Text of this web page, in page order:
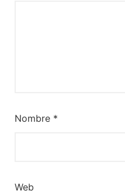
Nombre *
Web